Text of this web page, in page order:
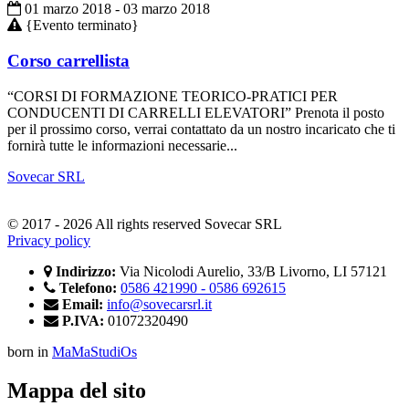
01 marzo 2018 - 03 marzo 2018
{Evento terminato}
Corso carrellista
“CORSI DI FORMAZIONE TEORICO-PRATICI PER
CONDUCENTI DI CARRELLI ELEVATORI” Prenota il posto
per il prossimo corso, verrai contattato da un nostro incaricato che ti
fornirà tutte le informazioni necessarie...
Sovecar SRL
© 2017 - 2026 All rights reserved Sovecar SRL
Privacy policy
Indirizzo: Via Nicolodi Aurelio, 33/B Livorno, LI 57121
Telefono: 0586 421990 - 0586 692615
Email: info@sovecarsrl.it
P.IVA: 01072320490
born in MaMaStudiOs
Mappa del sito